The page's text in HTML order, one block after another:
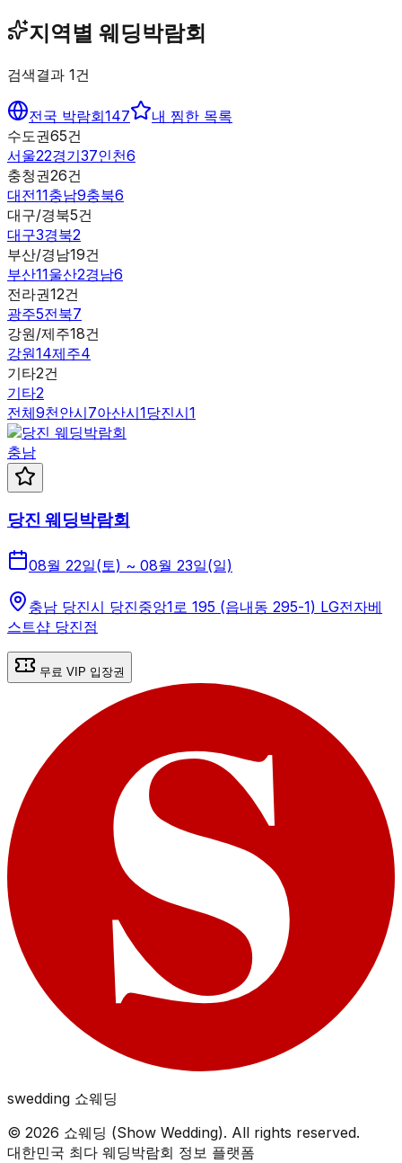
지역별 웨딩박람회
검색결과 1건
전국 박람회147
내 찜한 목록
수도권65건
서울22경기37인천6
충청권26건
대전11충남9충북6
대구/경북5건
대구3경북2
부산/경남19건
부산11울산2경남6
전라권12건
광주5전북7
강원/제주18건
강원14제주4
기타2건
기타2
전체9천안시7아산시1당진시1
충남
당진 웨딩박람회
08월 22일(토) ~ 08월 23일(일)
충남 당진시 당진중앙1로 195 (읍내동 295-1) LG전자베
스트샵 당진점
무료 VIP 입장권
swedding 쇼웨딩
© 2026 쇼웨딩 (Show Wedding). All rights reserved.
대한민국 최다 웨딩박람회 정보 플랫폼